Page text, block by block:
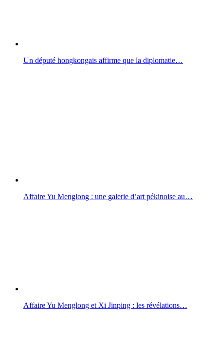
Un député hongkongais affirme que la diplomatie…
Affaire Yu Menglong : une galerie d’art pékinoise au…
Affaire Yu Menglong et Xi Jinping : les révélations…